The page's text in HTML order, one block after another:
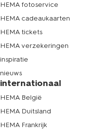
HEMA fotoservice
HEMA cadeaukaarten
HEMA tickets
HEMA verzekeringen
inspiratie
nieuws
internationaal
HEMA België
HEMA Duitsland
HEMA Frankrijk